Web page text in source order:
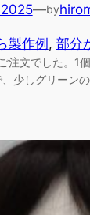
—by
製作例, 部分
注文でした。1
少しグリーン